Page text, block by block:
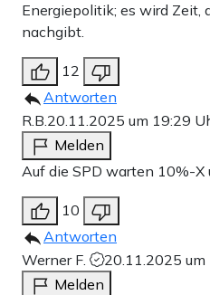
Energiepolitik; es wird Zeit,
nachgibt.
12
Antworten
R.B.20.11.2025 um 19:29
Melden
Auf die SPD warten 10%-X
10
Antworten
Werner F.
20.11.2025
Melden